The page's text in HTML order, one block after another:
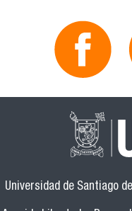
Universidad de Santiago